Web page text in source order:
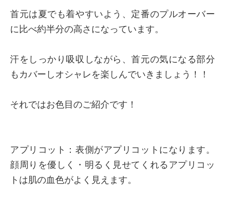
首元は夏でも着やすいよう、定番のプルオーバー
に比べ約半分の高さになっています。
汗をしっかり吸収しながら、首元の気になる部分
もカバーしオシャレを楽しんでいきましょう！！
それではお色目のご紹介です！
アプリコット：表側がアプリコットになります。
顔周りを優しく・明るく見せてくれるアプリコッ
トは肌の血色がよく見えます。